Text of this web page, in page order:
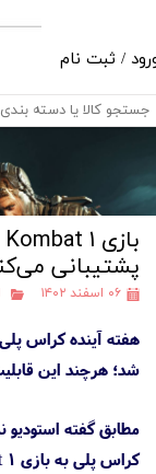
/ ثبت نام
حساب کاربری من
تغییر گذر واژه
خروج از حساب
پشتیبانی
۰۶ اسفند ۱۴۰۲
شد؛ هرچند این
مطابق گفته استودیو